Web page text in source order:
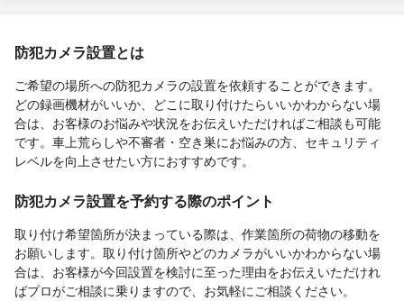
防犯カメラ設置とは
ご希望の場所への防犯カメラの設置を依頼することができます。
どの録画機材がいいか、どこに取り付けたらいいかわからない場
合は、お客様のお悩みや状況をお伝えいただければご相談も可能
です。車上荒らしや不審者・空き巣にお悩みの方、セキュリティ
レベルを向上させたい方におすすめです。
防犯カメラ設置を予約する際のポイント
取り付け希望箇所が決まっている際は、作業箇所の荷物の移動を
お願いします。取り付け箇所やどのカメラがいいかわからない場
合は、お客様が今回設置を検討に至った理由をお伝えいただけれ
ばプロがご相談に乗りますので、お気軽にご相談ください。